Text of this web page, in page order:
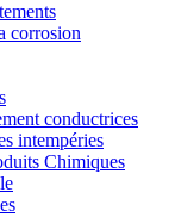
corrosion
conductrices
intempéries
Chimiques